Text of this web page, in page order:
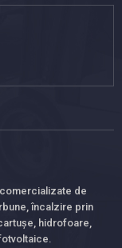
de
încalzire prin
hidrofoare,